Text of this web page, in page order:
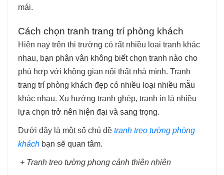
mái.
Cách chọn tranh trang trí phòng khách
Hiện nay trên thị trường có rất nhiều loại tranh khác
nhau, bạn phân vân không biết chọn tranh nào cho
phù hợp với không gian nội thất nhà mình. Tranh
trang trí phòng khách đẹp có nhiều loại nhiều mẫu
khác nhau. Xu hướng tranh ghép, tranh in là nhiều
lựa chọn trở nên hiện đại và sang trọng.
Dưới đây là một số chủ đề tranh treo tường phòng
khách bạn sẽ quan tâm.
+ Tranh treo tường phong cảnh thiên nhiên